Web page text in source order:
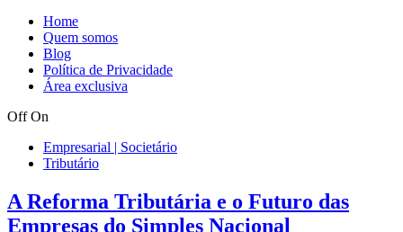
Home
Quem somos
Blog
Política de Privacidade
Área exclusiva
Off On
Empresarial | Societário
Tributário
A Reforma Tributária e o Futuro das
Empresas do Simples Nacional